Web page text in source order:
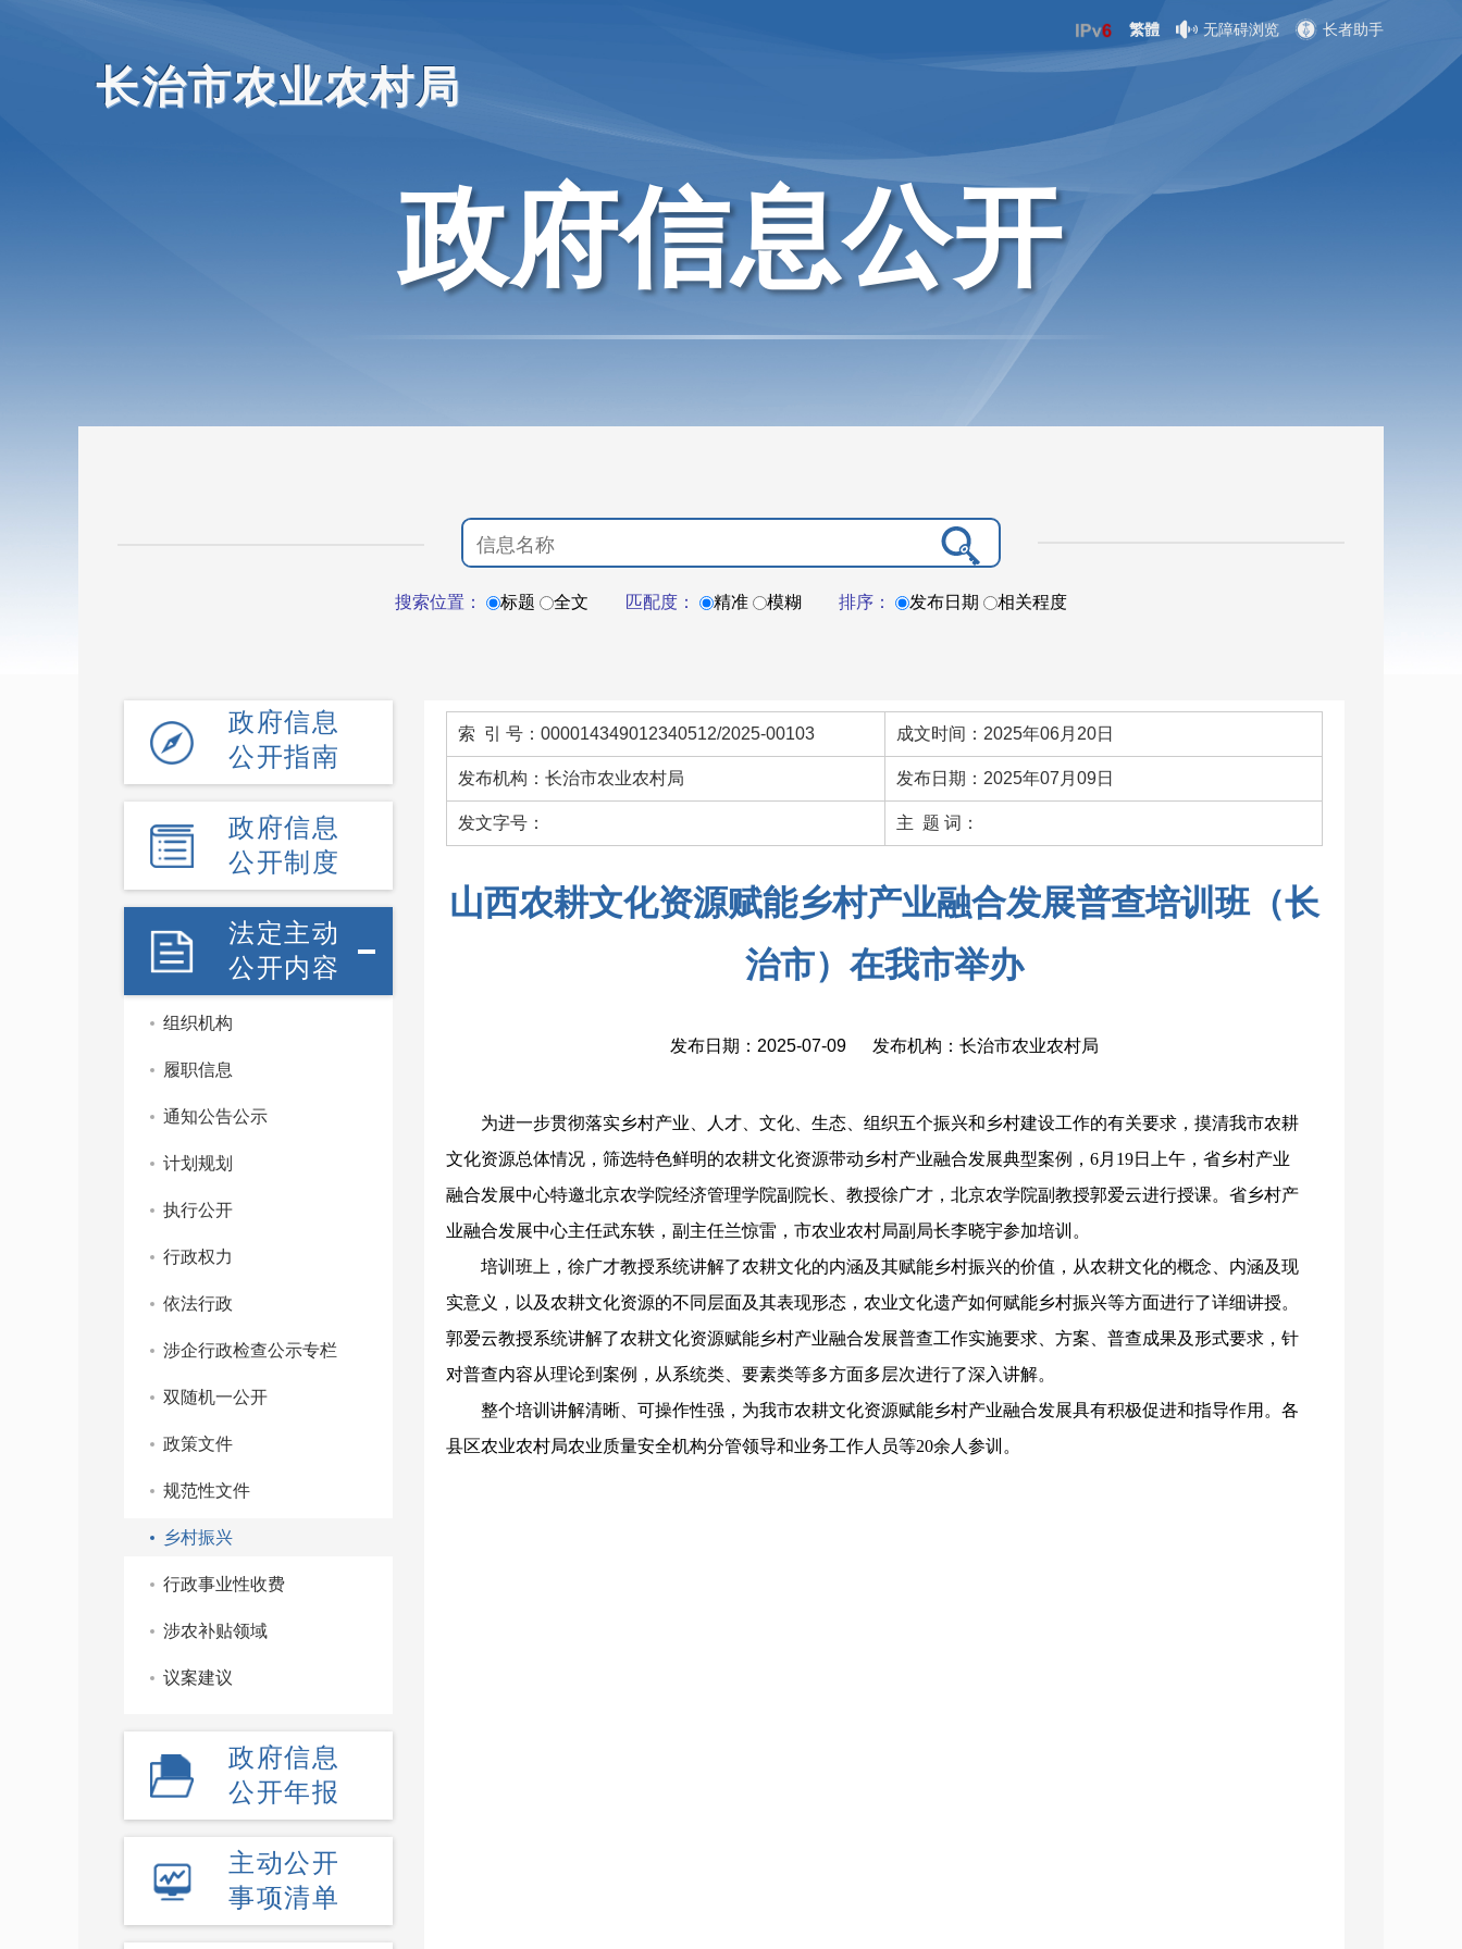
长治市农业农村局
繁體 无障碍浏览 长者助手
政府信息公开
搜索位置： 标题 全文 匹配度： 精准 模糊 排序： 发布日期 相关程度
政府信息
公开指南
政府信息
公开制度
法定主动
公开内容
组织机构
履职信息
通知公告公示
计划规划
执行公开
行政权力
依法行政
涉企行政检查公示专栏
双随机一公开
政策文件
规范性文件
乡村振兴
行政事业性收费
涉农补贴领域
议案建议
政府信息
公开年报
主动公开
事项清单
索 引 号：000014349012340512/2025-00103 成文时间：2025年06月20日
发布机构：长治市农业农村局 发布日期：2025年07月09日
发文字号： 主 题 词：
山西农耕文化资源赋能乡村产业融合发展普查培训班（长
治市）在我市举办
发布日期：2025-07-09 发布机构：长治市农业农村局
为进一步贯彻落实乡村产业、人才、文化、生态、组织五个振兴和乡村建设工作的有关要求，摸清我市农耕
文化资源总体情况，筛选特色鲜明的农耕文化资源带动乡村产业融合发展典型案例，6月19日上午，省乡村产业
融合发展中心特邀北京农学院经济管理学院副院长、教授徐广才，北京农学院副教授郭爱云进行授课。省乡村产
业融合发展中心主任武东轶，副主任兰惊雷，市农业农村局副局长李晓宇参加培训。
培训班上，徐广才教授系统讲解了农耕文化的内涵及其赋能乡村振兴的价值，从农耕文化的概念、内涵及现
实意义，以及农耕文化资源的不同层面及其表现形态，农业文化遗产如何赋能乡村振兴等方面进行了详细讲授。
郭爱云教授系统讲解了农耕文化资源赋能乡村产业融合发展普查工作实施要求、方案、普查成果及形式要求，针
对普查内容从理论到案例，从系统类、要素类等多方面多层次进行了深入讲解。
整个培训讲解清晰、可操作性强，为我市农耕文化资源赋能乡村产业融合发展具有积极促进和指导作用。各
县区农业农村局农业质量安全机构分管领导和业务工作人员等20余人参训。